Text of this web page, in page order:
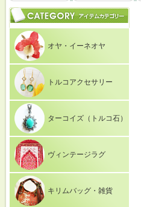
オヤ・イーネオヤ
トルコアクセサリー
ターコイズ（トルコ石）
ヴィンテージラグ
キリムバッグ・雑貨